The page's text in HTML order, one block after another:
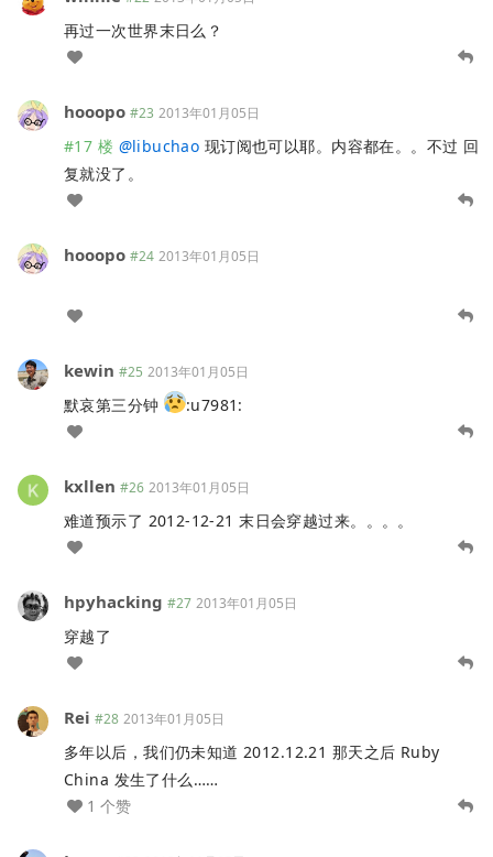
再过一次世界末日么？
hooopo #23 2013年01月05日
#17 楼 @libuchao 现订阅也可以耶。内容都在。。不过 回
复就没了。
hooopo #24 2013年01月05日
kewin #25 2013年01月05日
默哀第三分钟 :u7981:
kxllen #26 2013年01月05日
难道预示了 2012-12-21 末日会穿越过来。。。。
hpyhacking #27 2013年01月05日
穿越了
Rei #28 2013年01月05日
多年以后，我们仍未知道 2012.12.21 那天之后 Ruby
China 发生了什么……
1 个赞